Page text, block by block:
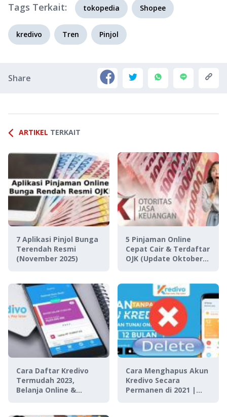
Tags Terkait: tokopedia Shopee
kredivo Tren Pinjol
Share
ARTIKEL TERKAIT
7 Aplikasi Pinjol Bunga
Terendah Resmi
(November 2025)
5 Pinjaman Online
Cepat Cair & Terdaftar
OJK (Update Oktober
Cara Daftar Kredivo
Termudah 2023,
Belanja Online &
Cara Menghapus Akun
Kredivo Secara
Permanen di 2021 |